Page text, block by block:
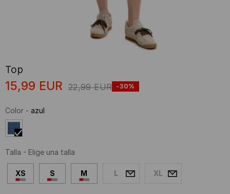
Top
15,99 EUR 22,99 EUR -30%
Color - azul
Talla - Elige una talla
XS S M L XL